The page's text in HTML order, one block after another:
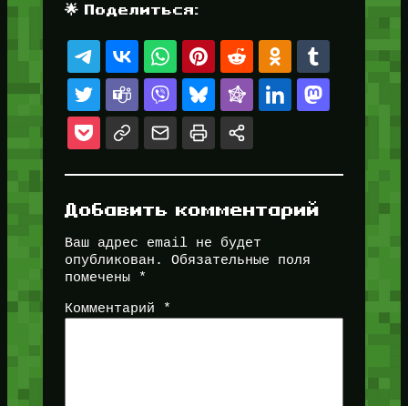
🌟 Поделиться:
Добавить комментарий
Ваш адрес email не будет
опубликован.
Обязательные поля
помечены
*
Комментарий *